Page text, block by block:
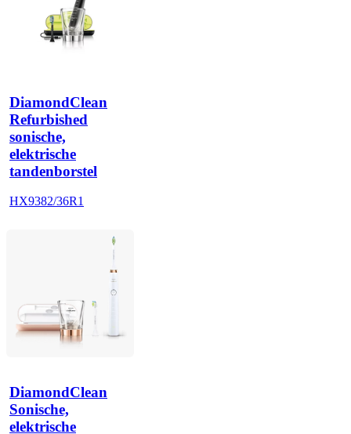
DiamondClean
Refurbished
sonische,
elektrische
tandenborstel
HX9382/36R1
DiamondClean
Sonische,
elektrische